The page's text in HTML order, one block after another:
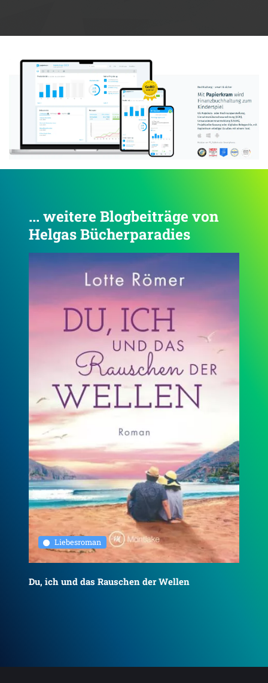
... weitere Blogbeiträge von
Helgas Bücherparadies
Liebesroman
Du, ich und das Rauschen der Wellen